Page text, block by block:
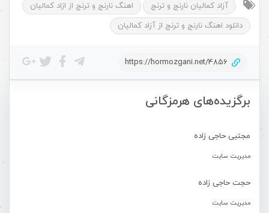
برگزیده‌های هرمزگانی
مجتبی حاجی زاده
مدیریت سایت
حجت حاجی زاده
مدیریت سایت
آزاد کمالیان نارنج و ترنج
اهنگ نارنج و ترنج از ازاد کمالیان
دانلود اهنگ نارنج و ترنج از آزاد کمالیان
https://hormozgani.net/4856